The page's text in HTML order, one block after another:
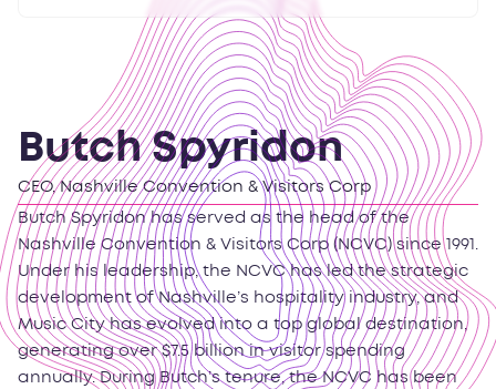
Butch Spyridon
CEO, Nashville Convention & Visitors Corp
Butch Spyridon has served as the head of the
Nashville Convention & Visitors Corp (NCVC) since 1991.
Under his leadership, the NCVC has led the strategic
development of Nashville’s hospitality industry, and
Music City has evolved into a top global destination,
generating over $7.5 billion in visitor spending
annually. During Butch’s tenure, the NCVC has been